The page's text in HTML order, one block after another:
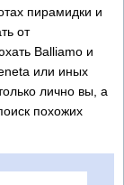
пирамидки и
от
Balliamo и
или иных
лично вы, а
похожих